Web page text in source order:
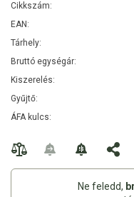
Cikkszám:
EAN:
Tárhely:
Bruttó egységár:
Kiszerelés:
Gyűjtő:
ÁFA kulcs:
Ne feledd,